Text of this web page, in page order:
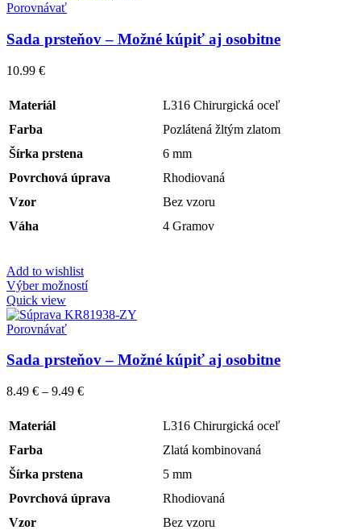
Porovnávať
Sada prsteňov – Možné kúpiť aj osobitne
10.99 €
Materiál
L316 Chirurgická oceľ
Farba
Pozlátená žltým zlatom
Šírka prstena
6 mm
Povrchová úprava
Rhodiovaná
Vzor
Bez vzoru
Váha
4 Gramov
Add to wishlist
Výber možností
Quick view
Porovnávať
Sada prsteňov – Možné kúpiť aj osobitne
8.49 € – 9.49 €
Materiál
L316 Chirurgická oceľ
Farba
Zlatá kombinovaná
Šírka prstena
5 mm
Povrchová úprava
Rhodiovaná
Vzor
Bez vzoru